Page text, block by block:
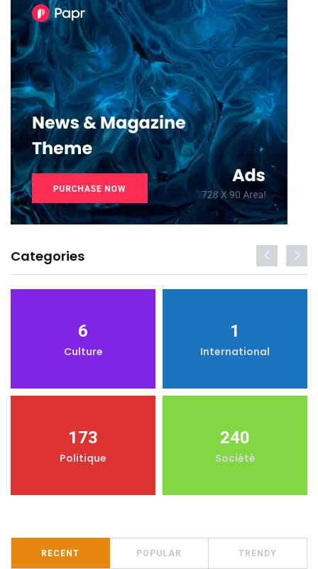
Categories
6
Culture
1
International
173
Politique
240
Société
RECENT POPULAR TRENDY